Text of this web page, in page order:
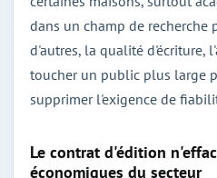
dans un champ de recherche
d'autres, la qualité d'écriture,
toucher un public plus large
supprimer l'exigence de
Le contrat d'édition
économiques du secteur